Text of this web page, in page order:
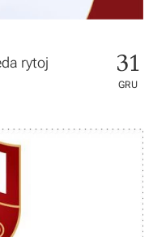
rytoj 31
GRU